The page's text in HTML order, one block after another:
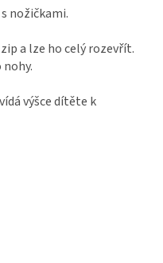
nožičkami.
a lze ho celý rozevřít.
výšce dítěte k